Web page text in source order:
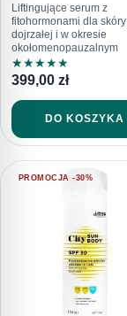
Liftingujące serum z
fitohormonami dla skóry
dojrzałej i w okresie
okołomenopauzalnym
★★★★★
399,00 zł
DO KOSZYKA
PROMOCJA -30%